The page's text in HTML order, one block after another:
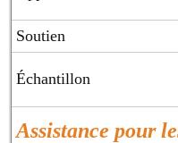
Soutien
Échantillon
Assistance pour